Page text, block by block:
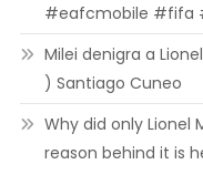
#eafcmobile #fifa
Milei denigra a
) Santiago Cuneo
Why did only Lionel
reason behind it is